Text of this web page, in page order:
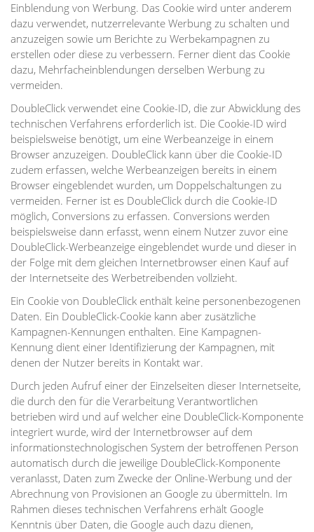
Einblendung von Werbung. Das Cookie wird unter anderem
dazu verwendet, nutzerrelevante Werbung zu schalten und
anzuzeigen sowie um Berichte zu Werbekampagnen zu
erstellen oder diese zu verbessern. Ferner dient das Cookie
dazu, Mehrfacheinblendungen derselben Werbung zu
vermeiden.
DoubleClick verwendet eine Cookie-ID, die zur Abwicklung des
technischen Verfahrens erforderlich ist. Die Cookie-ID wird
beispielsweise benötigt, um eine Werbeanzeige in einem
Browser anzuzeigen. DoubleClick kann über die Cookie-ID
zudem erfassen, welche Werbeanzeigen bereits in einem
Browser eingeblendet wurden, um Doppelschaltungen zu
vermeiden. Ferner ist es DoubleClick durch die Cookie-ID
möglich, Conversions zu erfassen. Conversions werden
beispielsweise dann erfasst, wenn einem Nutzer zuvor eine
DoubleClick-Werbeanzeige eingeblendet wurde und dieser in
der Folge mit dem gleichen Internetbrowser einen Kauf auf
der Internetseite des Werbetreibenden vollzieht.
Ein Cookie von DoubleClick enthält keine personenbezogenen
Daten. Ein DoubleClick-Cookie kann aber zusätzliche
Kampagnen-Kennungen enthalten. Eine Kampagnen-
Kennung dient einer Identifizierung der Kampagnen, mit
denen der Nutzer bereits in Kontakt war.
Durch jeden Aufruf einer der Einzelseiten dieser Internetseite,
die durch den für die Verarbeitung Verantwortlichen
betrieben wird und auf welcher eine DoubleClick-Komponente
integriert wurde, wird der Internetbrowser auf dem
informationstechnologischen System der betroffenen Person
automatisch durch die jeweilige DoubleClick-Komponente
veranlasst, Daten zum Zwecke der Online-Werbung und der
Abrechnung von Provisionen an Google zu übermitteln. Im
Rahmen dieses technischen Verfahrens erhält Google
Kenntnis über Daten, die Google auch dazu dienen,